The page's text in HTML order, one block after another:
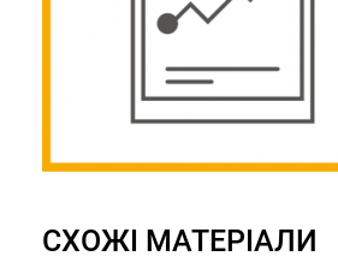
СХОЖІ МАТЕРІАЛИ